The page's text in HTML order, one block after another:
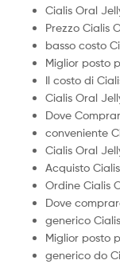
Cialis Oral
Prezzo Cialis
basso costo
Miglior posto
Il costo di
Cialis Oral
Dove
conveniente
Cialis Oral
Acquisto
Ordine Cialis
Dove
generico
Miglior posto
generico do